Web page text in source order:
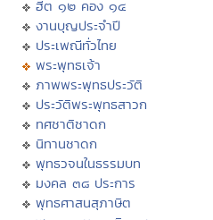
ฮีต ๑๒ คอง ๑๔
งานบุญประจำปี
ประเพณีทั่วไทย
พระพุทธเจ้า
ภาพพระพุทธประวัติ
ประวัติพระพุทธสาวก
ทศชาติชาดก
นิทานชาดก
พุทธวจนในธรรมบท
มงคล ๓๘ ประการ
พุทธศาสนสุภาษิต